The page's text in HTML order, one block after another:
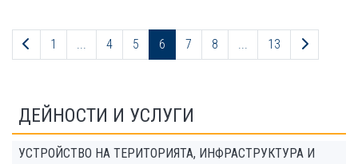
Предходна страница
1 ... 4 5 6 7 8 ... 13
ДЕЙНОСТИ И УСЛУГИ
УСТРОЙСТВО НА ТЕРИТОРИЯТА, ИНФРАСТРУКТУРА И